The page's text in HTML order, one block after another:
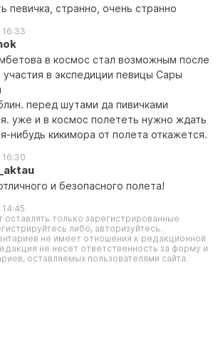
певичка, странно, очень странно
16:33
в космос стал возможным после
участия в экспедиции певицы Сары
перед шутами да пивичками
уже и в космос полететь нужно ждать
нибудь кикимора от полета откажется.
16:30
и безопасного полета!
14:45
только зарегистрированные
либо, авторизуйтесь.
не имеет отношения к редакционной
не несет ответственность за форму и
оставляемых пользователями сайта.